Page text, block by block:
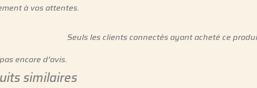
à vos attentes.
encore d’avis.
Seuls les clients connectés ayant acheté ce
similaires